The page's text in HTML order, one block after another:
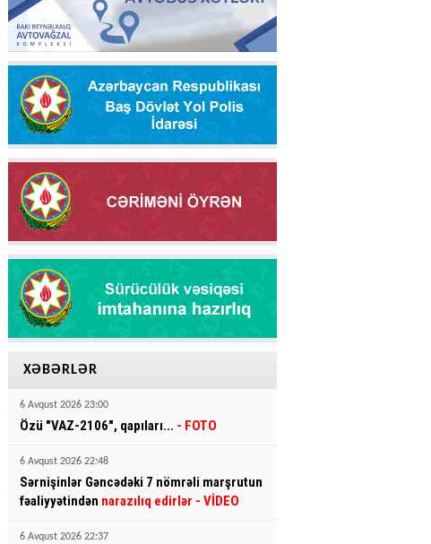
XƏBƏRLƏR
6 Avqust 2026 23:00
Özü "VAZ-2106", qapıları... - FOTO
6 Avqust 2026 22:48
Sərnişinlər Gəncədəki 7 nömrəli marşrutun
fəaliyyətindən narazılıq edirlər - VİDEO
6 Avqust 2026 22:37